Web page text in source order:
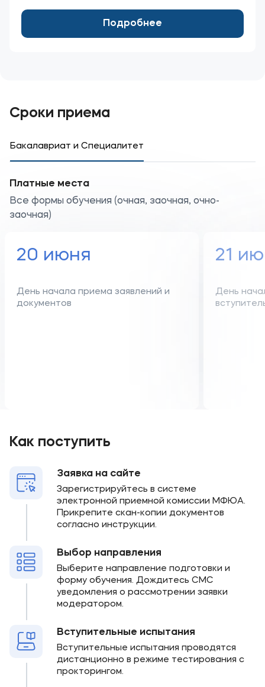
Подробнее
Сроки приема
Бакалавриат и Специалитет
Платные места
Все формы обучения (очная, заочная, очно-
заочная)
20 июня
День начала приема заявлений и
документов
21
День
Как поступить
Заявка на сайте
Зарегистрируйтесь в системе
электронной приемной комиссии МФЮА.
Прикрепите скан-копии документов
согласно инструкции.
Выбор направления
Выберите направление подготовки и
форму обучения. Дождитесь СМС
уведомления о рассмотрении заявки
модератором.
Вступительные испытания
Вступительные испытания проводятся
дистанционно в режиме тестирования с
прокторингом.